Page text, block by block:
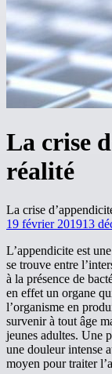
La crise
réalité
La crise
19 février 201913
L’appendicite est
se trouve entre
à la présence de
en effet un organe
l’organisme en
survenir à tout âge
jeunes adultes. Une
une douleur intense
moyen pour traiter